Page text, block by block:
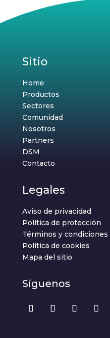
Sitio
Home
Productos
Sectores
Comunidad
Nosotros
Partners
DSM
Contacto
Legales
Aviso de privacidad
Política de protección
Términos y condiciones
Política de cookies
Mapa del sitio
Síguenos